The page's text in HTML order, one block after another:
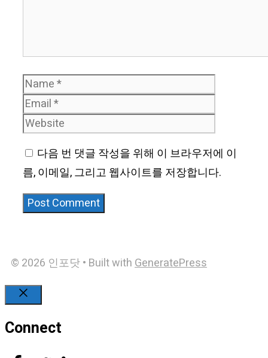
Name
다음 번 댓글 작성을 위해 이 브라우저에 이
름, 이메일, 그리고 웹사이트를 저장합니다.
© 2026 인포닷• Built withGeneratePress
Connect